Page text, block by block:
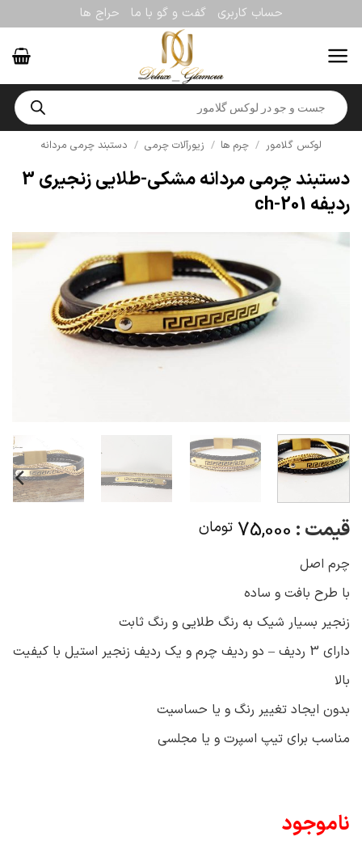
to
content
حساب کاربری گفت و گو با ما حراج ها
Products
search
لوکس گلامور / چرم ها / زیورآلات چرمی / دستبند چرمی مردانه
دستبند چرمی مردانه مشکی-طلایی زنجیری 3
ردیفه ch-201
قیمت : 75,000 تومان
چرم اصل
با طرح بافت و ساده
زنجیر بسیار شیک به رنگ طلایی و رنگ ثابت
دارای 3 ردیف – دو ردیف چرم و یک ردیف زنجیر استیل با کیفیت
بالا
بدون ایجاد تغییر رنگ و یا حساسیت
مناسب برای تیپ اسپرت و یا مجلسی
ناموجود